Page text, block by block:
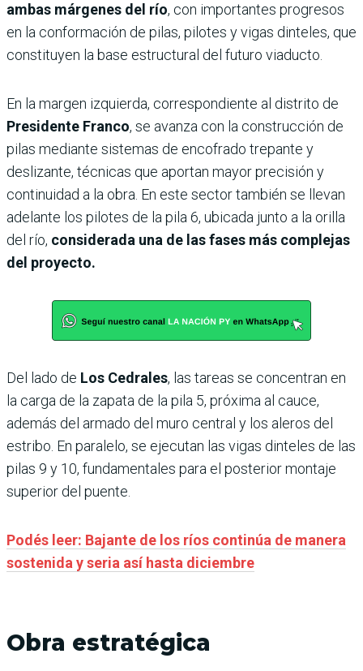
ambas márgenes del río, con importantes progresos
en la conformación de pilas, pilotes y vigas dinteles, que
constituyen la base estructural del futuro viaducto.
En la margen izquierda, correspondiente al distrito de
Presidente Franco, se avanza con la construcción de
pilas mediante sistemas de encofrado trepante y
deslizante, técnicas que aportan mayor precisión y
continuidad a la obra. En este sector también se llevan
adelante los pilotes de la pila 6, ubicada junto a la orilla
del río, considerada una de las fases más complejas
del proyecto.
Del lado de Los Cedrales, las tareas se concentran en
la carga de la zapata de la pila 5, próxima al cauce,
además del armado del muro central y los aleros del
estribo. En paralelo, se ejecutan las vigas dinteles de las
pilas 9 y 10, fundamentales para el posterior montaje
superior del puente.
Podés leer: Bajante de los ríos continúa de manera
sostenida y seria así hasta diciembre
Obra estratégica